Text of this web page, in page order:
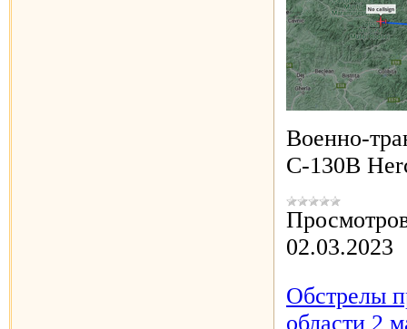
Военно-
C-130B
02.03.2023
Обстрелы
области 2